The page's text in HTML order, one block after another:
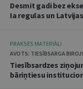
Desmit gadi bez
Ia regulas un
PRAKSES MATERIĀLI
AVOTS: TIESĪBSARGA
Tiesībsardzes
bāriņtiesu